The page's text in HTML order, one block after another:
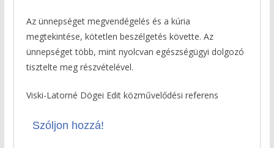
Az ünnepséget megvendégelés és a kúria
megtekintése, kötetlen beszélgetés követte. Az
ünnepséget több, mint nyolcvan egészségügyi dolgozó
tisztelte meg részvételével.
Viski-Latorné Dögei Edit közművelődési referens
Szóljon hozzá!